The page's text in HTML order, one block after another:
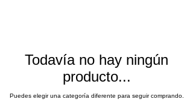
Todavía no hay ningún
producto...
Puedes elegir una categoría diferente para seguir comprando.